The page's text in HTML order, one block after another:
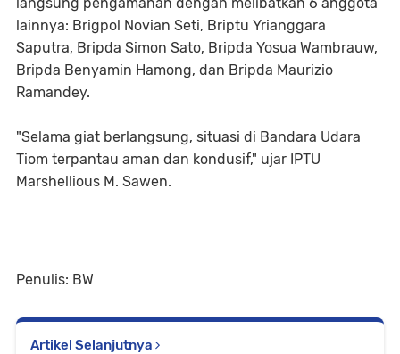
lainnya: Brigpol Novian Seti, Briptu Yrianggara
Saputra, Bripda Simon Sato, Bripda Yosua Wambrauw,
Bripda Benyamin Hamong, dan Bripda Maurizio
Ramandey.
"Selama giat berlangsung, situasi di Bandara Udara
Tiom terpantau aman dan kondusif," ujar IPTU
Marshellious M. Sawen.
Penulis: BW
Artikel Selanjutnya